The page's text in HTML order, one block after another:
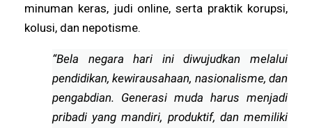
minuman keras, judi online, serta praktik korupsi,
kolusi, dan nepotisme.
“Bela negara hari ini diwujudkan melalui
pendidikan, kewirausahaan, nasionalisme, dan
pengabdian. Generasi muda harus menjadi
pribadi yang mandiri, produktif, dan memiliki